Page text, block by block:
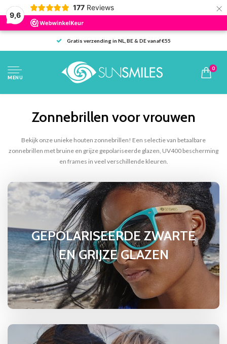
9,6
177 Reviews ×
Gratis verzending in NL, BE & DE vanaf €55
MENU
0
Zonnebrillen voor vrouwen
Bekijk onze unieke houten zonnebrillen! Een selectie van betaalbare
zonnebrillen met bruine en grijze gepolariseerde glazen, UV400 bescherming
en frames in veel verschillende kleuren.
GEPOLARISEERDE ZWARTE
EN GRIJZE GLAZEN